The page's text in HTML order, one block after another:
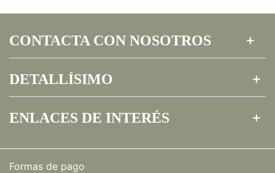
CONTACTA CON NOSOTROS
DETALLÍSIMO
ENLACES DE INTERÉS
Formas de pago